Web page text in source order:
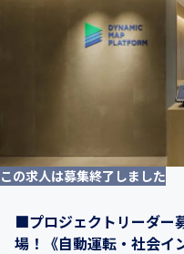
この求人は募集終了しました
■プロジェクトリーダー
場！《自動運転・社会イ